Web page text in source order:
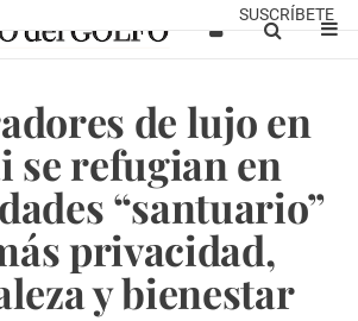
SUSCRÍBETE
de lujo en
se refugian en
“santuario”
privacidad,
y bienestar